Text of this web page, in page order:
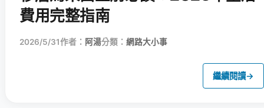
費用完整指南
2026/5/31作者： 阿湯分類： 網路大小事
繼續閱讀→